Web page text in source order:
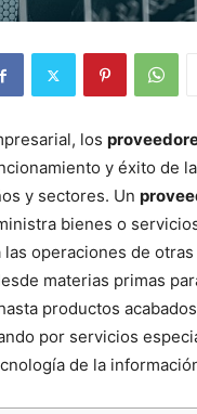
los
y éxito de
y sectores. Un
bienes o
operaciones de
materias primas
productos
por servicios
de la